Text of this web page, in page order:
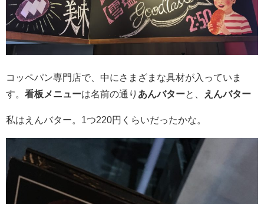
コッペパン専門店で、中にさまざまな具材が入っていま
す。 看板メニューは名前の通り あんバターと、 えんバター
私はえんバター。1つ220円くらいだったかな。